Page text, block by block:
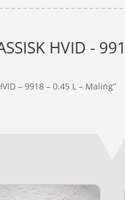
HVID -
– 9918 – 0.45 L – Maling”